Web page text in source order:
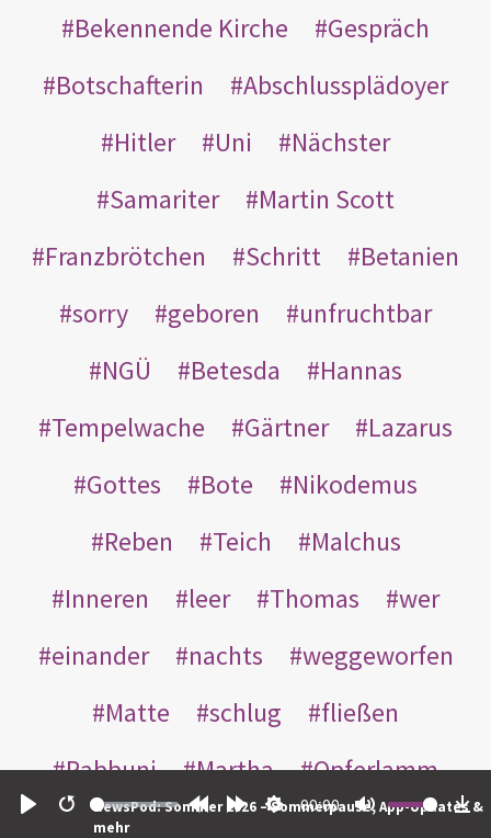
Restart
00:00
NewsPod: Sommer 2026 – Sommerpause, App-Updates &
mehr
Bekennende Kirche
Gespräch
Botschafterin
Abschlussplädoyer
Hitler
Uni
Nächster
Samariter
Martin Scott
Franzbrötchen
Schritt
Betanien
sorry
geboren
unfruchtbar
NGÜ
Betesda
Hannas
Tempelwache
Gärtner
Lazarus
Gottes
Bote
Nikodemus
Reben
Teich
Malchus
Inneren
leer Thomas
wer
einander
nachts
weggeworfen
Matte
schlug
fließen
Rabbuni
Martha
Opferlamm
gewaschen
jüdischen